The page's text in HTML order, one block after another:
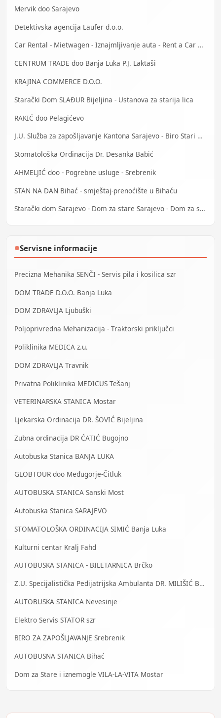
Mervik doo Sarajevo
Detektivska agencija Laufer d.o.o.
Car Rental - Mietwagen - Iznajmljivanje auta - Rent a Car Mostar
CENTRUM TRADE doo Banja Luka P.J. Laktaši
KRAJINA COMMERCE D.O.O.
Starački Dom SLAĐUR Bijeljina - Ustanova za starija lica
RAKIĆ doo Pelagićevo
J.U. Služba za zapošljavanje Kantona Sarajevo - Biro Stari Grad
Stomatološka Ordinacija Dr. Desanka Babić
AHMELJIĆ doo - Pogrebne usluge - Srebrenik
STAN NA DAN Bihać - smještaj-prenoćište u Bihaću
Starački dom Sarajevo - Dom za stare Sarajevo - Dom za stara lica Sarajevo
●Servisne informacije
Precizna Mehanika SENČI - Servis pila i kosilica szr
DOM TRADE D.O.O. Banja Luka
DOM ZDRAVLJA Ljubuški
Poljoprivredna Mehanizacija - Traktorski priključci
Poliklinika MEDICA z.u.
DOM ZDRAVLJA Travnik
Privatna Poliklinika MEDICUS Tešanj
VETERINARSKA STANICA Mostar
Ljekarska Ordinacija DR. ŠOVIĆ Bijeljina
Zubna ordinacija DR ĆATIĆ Bugojno
Autobuska Stanica BANJA LUKA
GLOBTOUR doo Međugorje-Čitluk
AUTOBUSKA STANICA Sanski Most
Autobuska Stanica SARAJEVO
STOMATOLOŠKA ORDINACIJA SIMIĆ Banja Luka
Kulturni centar Kralj Fahd
AUTOBUSKA STANICA - BILETARNICA Brčko
Z.U. Specijalistička Pedijatrijska Ambulanta DR. MILIŠIĆ Banja Luka
AUTOBUSKA STANICA Nevesinje
Elektro Servis STATOR szr
BIRO ZA ZAPOŠLJAVANJE Srebrenik
AUTOBUSNA STANICA Bihać
Dom za Stare i iznemogle VILA-LA-VITA Mostar